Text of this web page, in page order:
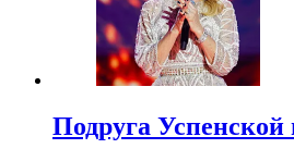
Подруга Успенской